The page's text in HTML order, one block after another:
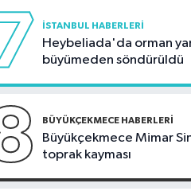
İSTANBUL HABERLERI
Heybeliada'da orman
büyümeden söndürüldü
BÜYÜKÇEKMECE HABERLERI
Büyükçekmece Mimar
toprak kayması